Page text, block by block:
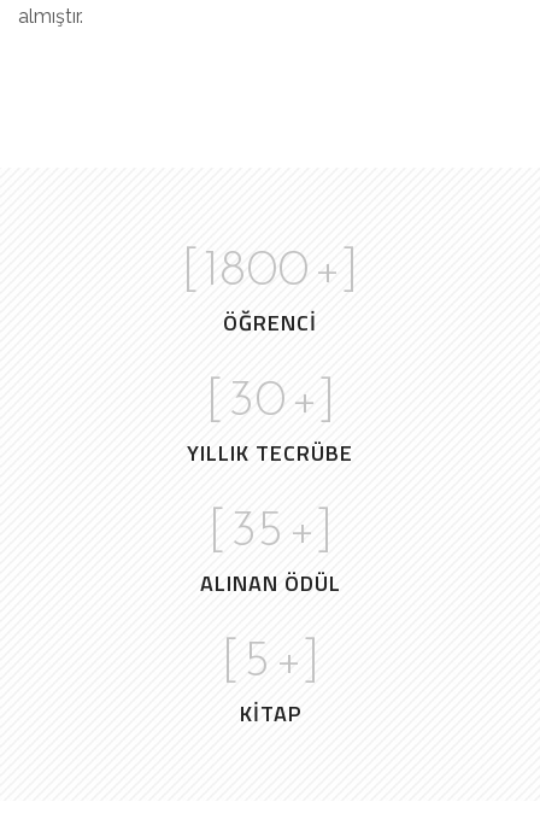
almıştır.
1800 +]
ÖĞRENCİ
30 +]
YILLIK TECRÜBE
35 +]
ALINAN ÖDÜL
5 +]
KİTAP